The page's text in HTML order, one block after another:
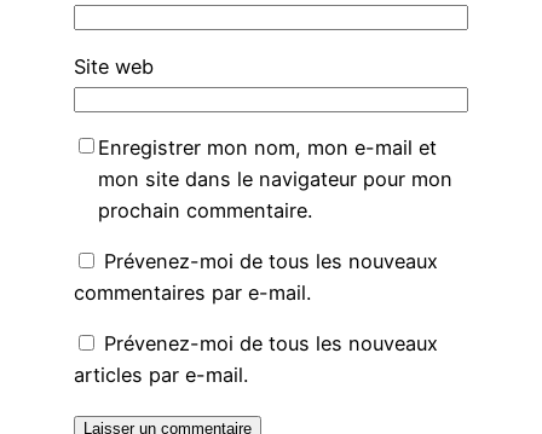
Site web
Enregistrer mon nom, mon e-mail et
mon site dans le navigateur pour mon
prochain commentaire.
Prévenez-moi de tous les nouveaux
commentaires par e-mail.
Prévenez-moi de tous les nouveaux
articles par e-mail.